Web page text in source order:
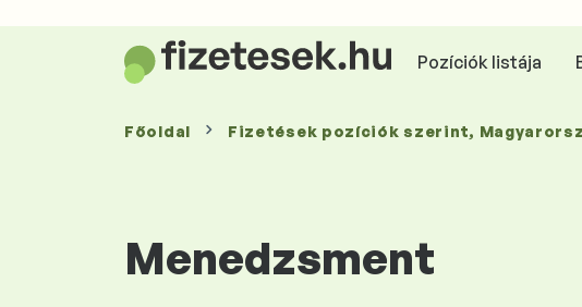
Pozíciók listája
Főoldal Fizetések pozíciók szerint,
Menedzsment